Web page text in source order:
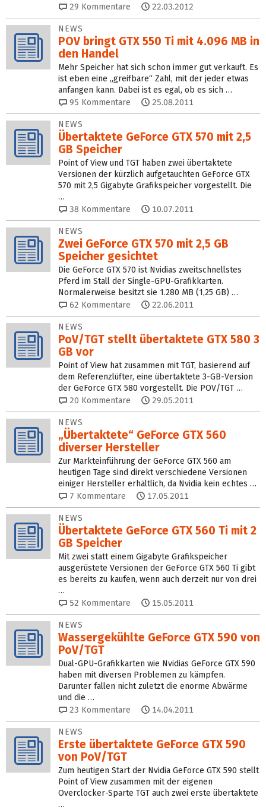
29 Kommentare 22.03.2012
NEWS
POV bringt GTX 550 Ti mit 4.096 MB in
den Handel
Mehr Speicher hat sich schon immer gut verkauft. Es
ist eben eine „greifbare“ Zahl, mit der jeder etwas
anfangen kann. Dabei ist es egal, ob es sich …
95 Kommentare 25.08.2011
NEWS
Übertaktete GeForce GTX 570 mit 2,5
GB Speicher
Point of View und TGT haben zwei übertaktete
Versionen der kürzlich aufgetauchten GeForce GTX
570 mit 2,5 Gigabyte Grafikspeicher vorgestellt. Die
…
38 Kommentare 10.07.2011
NEWS
Zwei GeForce GTX 570 mit 2,5 GB
Speicher gesichtet
Die GeForce GTX 570 ist Nvidias zweitschnellstes
Pferd im Stall der Single-GPU-Grafikkarten.
Normalerweise besitzt sie 1.280 MB (1,25 GB) …
62 Kommentare 22.06.2011
NEWS
PoV/TGT stellt übertaktete GTX 580 3
GB vor
Point of View hat zusammen mit TGT, basierend auf
dem Referenzlüfter, eine übertaktete 3-GB-Version
der GeForce GTX 580 vorgestellt. Die POV/TGT …
20 Kommentare 29.05.2011
NEWS
„Übertaktete“ GeForce GTX 560
diverser Hersteller
Zur Markteinführung der GeForce GTX 560 am
heutigen Tage sind direkt verschiedene Versionen
einiger Hersteller erhältlich, da Nvidia kein echtes …
7 Kommentare 17.05.2011
NEWS
Übertaktete GeForce GTX 560 Ti mit 2
GB Speicher
Mit zwei statt einem Gigabyte Grafikspeicher
ausgerüstete Versionen der GeForce GTX 560 Ti gibt
es bereits zu kaufen, wenn auch derzeit nur von drei
…
52 Kommentare 15.05.2011
NEWS
Wassergekühlte GeForce GTX 590 von
PoV/TGT
Dual-GPU-Grafikkarten wie Nvidias GeForce GTX 590
haben mit diversen Problemen zu kämpfen.
Darunter fallen nicht zuletzt die enorme Abwärme
und die …
23 Kommentare 14.04.2011
NEWS
Erste übertaktete GeForce GTX 590
von PoV/TGT
Zum heutigen Start der Nvidia GeForce GTX 590 stellt
Point of View zusammen mit der eigenen
Overclocker-Sparte TGT auch zwei erste übertaktete
…